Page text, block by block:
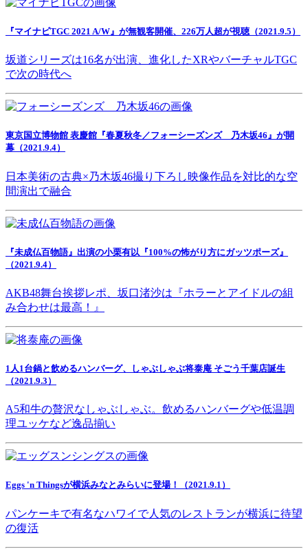
『マイナビTGC 2021 A/W』が無観客開催、226万人超が視聴（2021.9.5）
坂道シリーズは16名が出演、進化したXRやバーチャルTGC
で次の時代へ
東京国立博物館 表慶館『春夏秋冬／フォーシーズンズ 乃木坂46』が開
幕（2021.9.4）
日本美術の古典×乃木坂46撮り下ろし映像作品を対比的な空
間演出で融合
『未成仏百物語』出演の小栗有以『100%の怖がり方にガッツポーズ』
（2021.9.4）
AKB48舞台挨拶レポ、坂口渚沙は『ホラーとアイドルの組
み合わせは最高！』
1人1台鍋と飲めるハンバーグ、しゃぶしゃぶ将泰庵 そごう千葉店誕生
（2021.9.3）
A5和牛の贅沢なしゃぶしゃぶ。飲めるハンバーグや低温調
理ユッケなど逸品揃い
Eggs 'n Thingsが横浜みなとみらいに登場！（2021.9.1）
パンケーキで有名なハワイで人気のレストランが横浜に待望
の復活